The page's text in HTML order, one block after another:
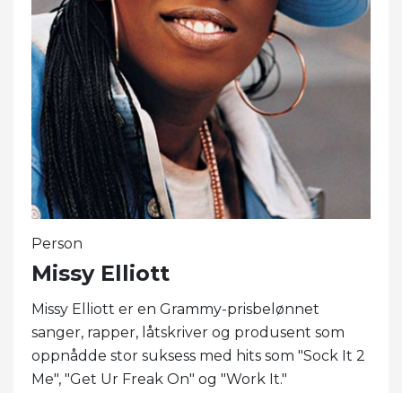
Person
Missy Elliott
Missy Elliott er en Grammy-prisbelønnet
sanger, rapper, låtskriver og produsent som
oppnådde stor suksess med hits som "Sock It 2 ​​
Me", "Get Ur Freak On" og "Work It."